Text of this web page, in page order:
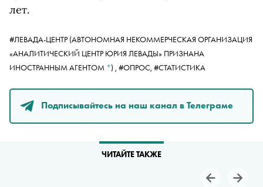
лет.
#ЛЕВАДА-ЦЕНТР (АВТОНОМНАЯ НЕКОММЕРЧЕСКАЯ ОРГАНИЗАЦИЯ
«АНАЛИТИЧЕСКИЙ ЦЕНТР ЮРИЯ ЛЕВАДЫ» ПРИЗНАНА
ИНОСТРАННЫМ АГЕНТОМ *) , #ОПРОС, #СТАТИСТИКА
Подписывайтесь на наш канал в Телеграме
ЧИТАЙТЕ ТАКЖЕ